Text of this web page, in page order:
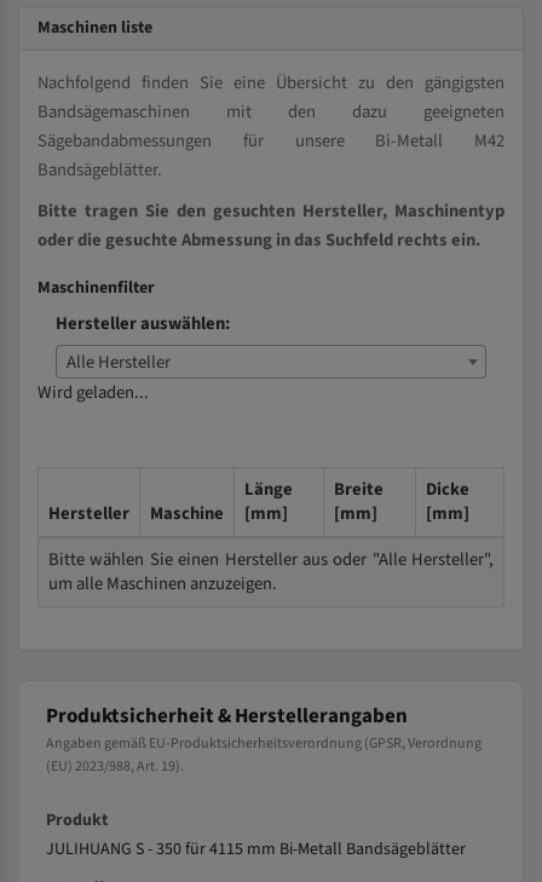
Maschinen liste
Nachfolgend finden Sie eine Übersicht zu den gängigsten
Bandsägemaschinen mit den dazu geeigneten
Sägebandabmessungen für unsere Bi-Metall M42
Bandsägeblätter.
Bitte tragen Sie den gesuchten Hersteller, Maschinentyp
oder die gesuchte Abmessung in das Suchfeld rechts ein.
Maschinenfilter
Hersteller auswählen:
Alle Hersteller
Wird geladen...
Hersteller Maschine
Länge
[mm]
Breite
[mm]
Dicke
[mm]
Bitte wählen Sie einen Hersteller aus oder "Alle Hersteller",
um alle Maschinen anzuzeigen.
Produktsicherheit & Herstellerangaben
Angaben gemäß EU-Produktsicherheitsverordnung (GPSR, Verordnung
(EU) 2023/988, Art. 19).
Produkt
JULIHUANG S - 350 für 4115 mm Bi-Metall Bandsägeblätter